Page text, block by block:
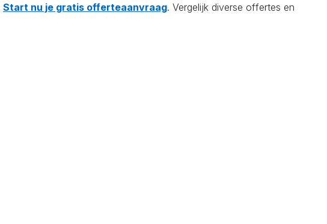
Start nu je gratis offerteaanvraag. Vergelijk diverse offertes en